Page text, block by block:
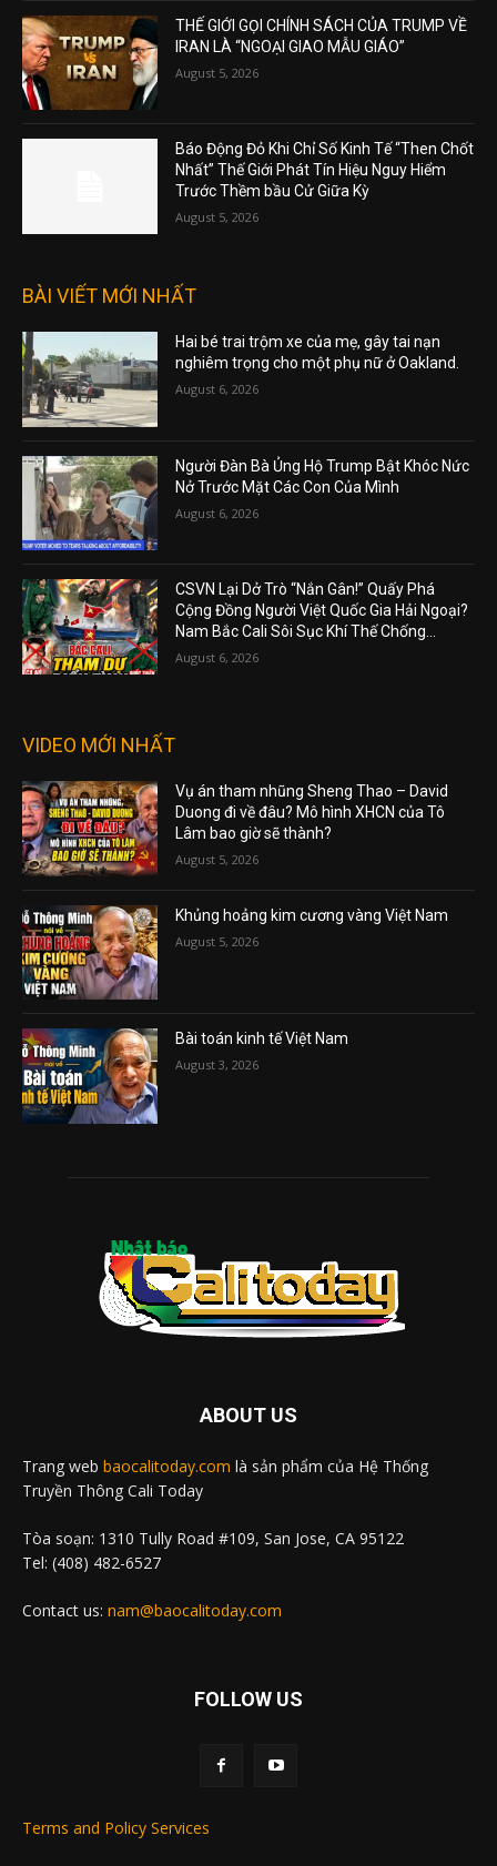
THẾ GIỚI GỌI CHÍNH SÁCH CỦA TRUMP VỀ
IRAN LÀ “NGOẠI GIAO MẪU GIÁO”
August 5, 2026
Báo Động Đỏ Khi Chỉ Số Kinh Tế “Then Chốt
Nhất” Thế Giới Phát Tín Hiệu Nguy Hiểm
Trước Thềm bầu Cử Giữa Kỳ
August 5, 2026
BÀI VIẾT MỚI NHẤT
Hai bé trai trộm xe của mẹ, gây tai nạn
nghiêm trọng cho một phụ nữ ở Oakland.
August 6, 2026
Người Đàn Bà Ủng Hộ Trump Bật Khóc Nức
Nở Trước Mặt Các Con Của Mình
August 6, 2026
CSVN Lại Dở Trò “Nắn Gân!” Quấy Phá
Cộng Đồng Người Việt Quốc Gia Hải Ngoại?
Nam Bắc Cali Sôi Sục Khí Thế Chống...
August 6, 2026
VIDEO MỚI NHẤT
Vụ án tham nhũng Sheng Thao – David
Duong đi về đâu? Mô hình XHCN của Tô
Lâm bao giờ sẽ thành?
August 5, 2026
Khủng hoảng kim cương vàng Việt Nam
August 5, 2026
Bài toán kinh tế Việt Nam
August 3, 2026
ABOUT US
Trang web baocalitoday.com là sản phẩm của Hệ Thống
Truyền Thông Cali Today
Tòa soạn: 1310 Tully Road #109, San Jose, CA 95122
Tel: (408) 482-6527
Contact us: nam@baocalitoday.com
FOLLOW US
Terms and Policy Services